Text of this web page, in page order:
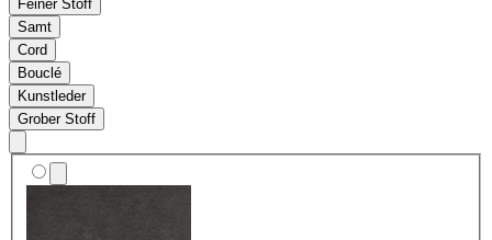
Dusty Blues
Cashmere Dust
Olive Dream
Wool Cream
Feiner Stoff
Samt
Cord
Bouclé
Kunstleder
Grober Stoff